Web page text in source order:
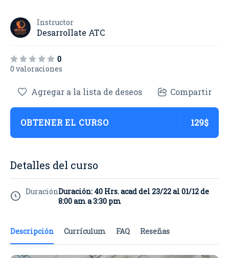
Instructor
Desarrollate ATC
0
0 valoraciones
Descripción Currículum FAQ Reseñas
Agregar a la lista de deseos Compartir
OBTENER EL CURSO 129$
Detalles del curso
DuraciónDuración: 40 Hrs. acad del 23/22 al 01/12 de
8:00 am a 3:30 pm